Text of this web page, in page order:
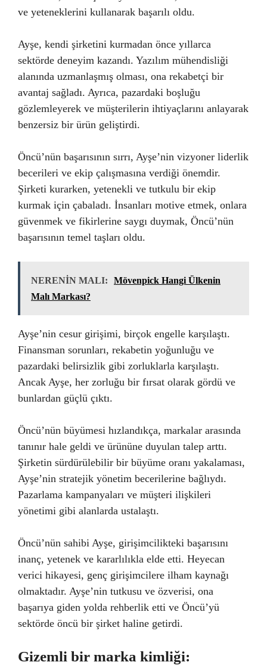
ve yeteneklerini kullanarak başarılı oldu.
Ayşe, kendi şirketini kurmadan önce yıllarca
sektörde deneyim kazandı. Yazılım mühendisliği
alanında uzmanlaşmış olması, ona rekabetçi bir
avantaj sağladı. Ayrıca, pazardaki boşluğu
gözlemleyerek ve müşterilerin ihtiyaçlarını anlayarak
benzersiz bir ürün geliştirdi.
Öncü’nün başarısının sırrı, Ayşe’nin vizyoner liderlik
becerileri ve ekip çalışmasına verdiği önemdir.
Şirketi kurarken, yetenekli ve tutkulu bir ekip
kurmak için çabaladı. İnsanları motive etmek, onlara
güvenmek ve fikirlerine saygı duymak, Öncü’nün
başarısının temel taşları oldu.
NERENİN MALI:
Mövenpick Hangi Ülkenin
Malı Markası?
Ayşe’nin cesur girişimi, birçok engelle karşılaştı.
Finansman sorunları, rekabetin yoğunluğu ve
pazardaki belirsizlik gibi zorluklarla karşılaştı.
Ancak Ayşe, her zorluğu bir fırsat olarak gördü ve
bunlardan güçlü çıktı.
Öncü’nün büyümesi hızlandıkça, markalar arasında
tanınır hale geldi ve ürününe duyulan talep arttı.
Şirketin sürdürülebilir bir büyüme oranı yakalaması,
Ayşe’nin stratejik yönetim becerilerine bağlıydı.
Pazarlama kampanyaları ve müşteri ilişkileri
yönetimi gibi alanlarda ustalaştı.
Öncü’nün sahibi Ayşe, girişimcilikteki başarısını
inanç, yetenek ve kararlılıkla elde etti. Heyecan
verici hikayesi, genç girişimcilere ilham kaynağı
olmaktadır. Ayşe’nin tutkusu ve özverisi, ona
başarıya giden yolda rehberlik etti ve Öncü’yü
sektörde öncü bir şirket haline getirdi.
Gizemli bir marka kimliği: